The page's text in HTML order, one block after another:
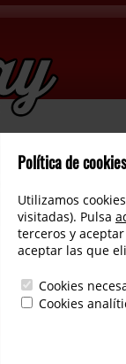
Política de cookies
Utilizamos
visitadas). Pulsa
terceros y
aceptar las que
Cookies
Cookies